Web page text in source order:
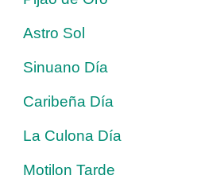
Astro Sol
Sinuano Día
Caribeña Día
La Culona Día
Motilon Tarde